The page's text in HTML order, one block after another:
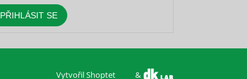
PŘIHLÁSIT SE
Vytvořil Shoptet &